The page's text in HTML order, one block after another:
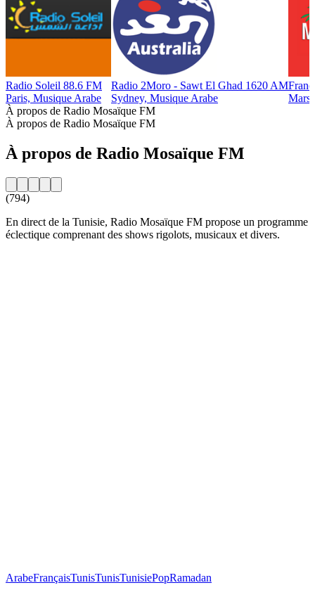
Radio Soleil 88.6 FM
Paris, Musique Arabe
Radio 2Moro - Sawt El Ghad 1620 AM
Sydney, Musique Arabe
À propos de Radio Mosaïque FM
À propos de Radio Mosaïque FM
À propos de Radio Mosaïque FM
(794)
En direct de la Tunisie, Radio Mosaïque FM propose un programme
éclectique comprenant des shows rigolots, musicaux et divers.
ArabeFrançaisTunisTunisTunisiePopRamadan